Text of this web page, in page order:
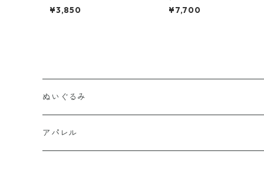
ダー
¥3,850
シャツ
¥7,700
ぬいぐるみ
置きぬいぐるみ
アパレル